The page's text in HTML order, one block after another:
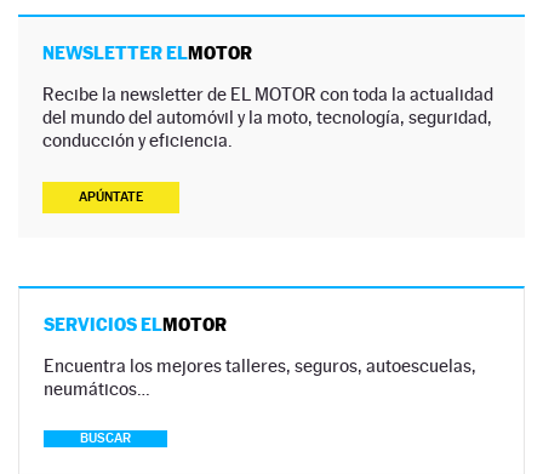
NEWSLETTER ELMOTOR
Recibe la newsletter de EL MOTOR con toda la actualidad
del mundo del automóvil y la moto, tecnología, seguridad,
conducción y eficiencia.
APÚNTATE
SERVICIOS ELMOTOR
Encuentra los mejores talleres, seguros, autoescuelas,
neumáticos…
BUSCAR